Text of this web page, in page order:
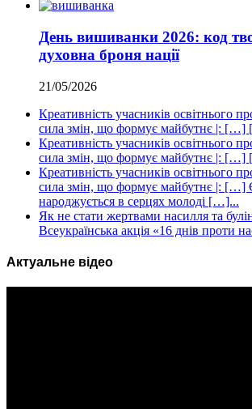
День вишиванки 2026: код
духовна броня нації
21/05/2026
Креативність учасників освітнього
сила змін, що формує майбутнє |:
Креативність учасників освітнього
сила змін, що формує майбутнє |:
Креативність учасників освітнього
сила змін, що формує майбутнє |: […]
народжується в серцях молоді […]...
Як не стати жертвами насилля та
Всеукраїнська акція «16 днів проти
Актуальне відео